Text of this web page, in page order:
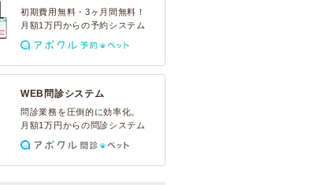
初期費用無料・3ヶ月間無料！
月額1万円からの予約システム
WEB問診システム
問診業務を圧倒的に効率化。
月額1万円からの問診システム